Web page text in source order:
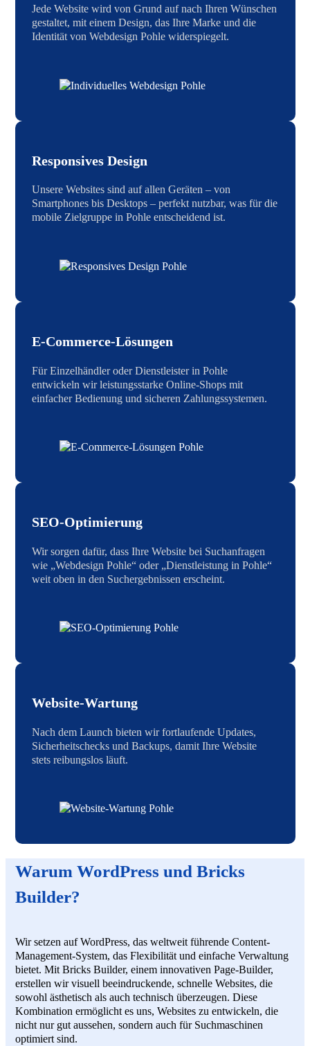
Jede Website wird von Grund auf nach Ihren Wünschen
gestaltet, mit einem Design, das Ihre Marke und die
Identität von Webdesign Pohle widerspiegelt.
Responsives Design
Unsere Websites sind auf allen Geräten – von
Smartphones bis Desktops – perfekt nutzbar, was für die
mobile Zielgruppe in Pohle entscheidend ist.
E-Commerce-Lösungen
Für Einzelhändler oder Dienstleister in Pohle
entwickeln wir leistungsstarke Online-Shops mit
einfacher Bedienung und sicheren Zahlungssystemen.
SEO-Optimierung
Wir sorgen dafür, dass Ihre Website bei Suchanfragen
wie „Webdesign Pohle“ oder „Dienstleistung in Pohle“
weit oben in den Suchergebnissen erscheint.
Website-Wartung
Nach dem Launch bieten wir fortlaufende Updates,
Sicherheitschecks und Backups, damit Ihre Website
stets reibungslos läuft.
Warum WordPress und Bricks
Builder?
Wir setzen auf WordPress, das weltweit führende Content-
Management-System, das Flexibilität und einfache Verwaltung
bietet. Mit Bricks Builder, einem innovativen Page-Builder,
erstellen wir visuell beeindruckende, schnelle Websites, die
sowohl ästhetisch als auch technisch überzeugen. Diese
Kombination ermöglicht es uns, Websites zu entwickeln, die
nicht nur gut aussehen, sondern auch für Suchmaschinen
optimiert sind.